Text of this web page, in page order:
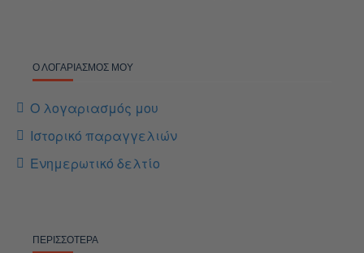
Ο ΛΟΓΑΡΙΑΣΜΌΣ ΜΟΥ
Ο λογαριασμός μου
Ιστορικό παραγγελιών
Ενημερωτικό δελτίο
ΠΕΡΙΣΣΌΤΕΡΑ